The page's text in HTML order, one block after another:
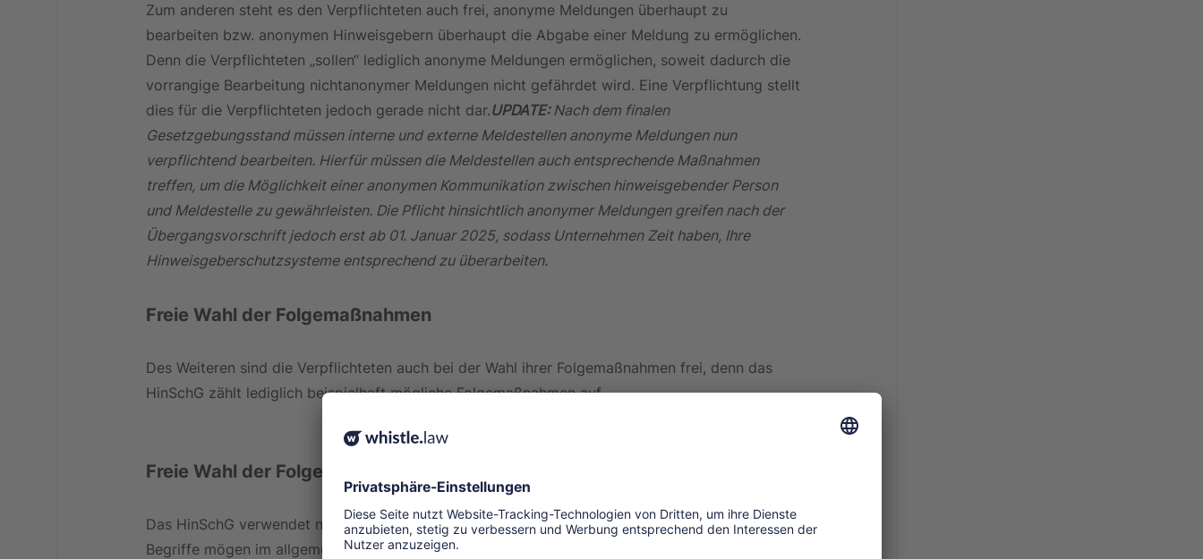
Zum anderen steht es den Verpflichteten auch frei, anonyme Meldungen überhaupt zu
bearbeiten bzw. anonymen Hinweisgebern überhaupt die Abgabe einer Meldung zu ermöglichen.
Denn die Verpflichteten „sollen“ lediglich anonyme Meldungen ermöglichen, soweit dadurch die
vorrangige Bearbeitung nichtanonymer Meldungen nicht gefährdet wird. Eine Verpflichtung stellt
dies für die Verpflichteten jedoch gerade nicht dar.UPDATE: Nach dem finalen
Gesetzgebungsstand müssen interne und externe Meldestellen anonyme Meldungen nun
verpflichtend bearbeiten. Hierfür müssen die Meldestellen auch entsprechende Maßnahmen
treffen, um die Möglichkeit einer anonymen Kommunikation zwischen hinweisgebender Person
und Meldestelle zu gewährleisten. Die Pflicht hinsichtlich anonymer Meldungen greifen nach der
Übergangsvorschrift jedoch erst ab 01. Januar 2025, sodass Unternehmen Zeit haben, Ihre
Hinweisgeberschutzsysteme entsprechend zu überarbeiten.
Freie Wahl der Folgemaßnahmen
Des Weiteren sind die Verpflichteten auch bei der Wahl ihrer Folgemaßnahmen frei, denn das
HinSchG zählt lediglich beispielhaft mögliche Folgemaßnahmen auf.
Freie Wahl der Folgemaßnahmen
Das HinSchG verwendet neben dem Begriff „Meldestelle“ auch das Wort „Meldekanal“. Diese
Begriffe mögen im allgemeinen Sprachgebrauch eine ähnliche Bedeutung haben. Das HinSchG